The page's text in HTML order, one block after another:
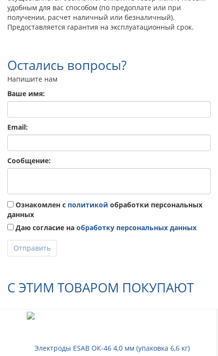
удобным для вас способом (по предоплате или при
получении, расчет наличный или безналичный).
Предоставляется гарантия на эксплуатационный срок.
Остались вопросы?
Напишите нам
Ваше имя:
Email:
Сообщение:
Ознакомлен с политикой обработки персональных
данных
Даю согласие на обработку персональных данных
Отправить
С ЭТИМ ТОВАРОМ ПОКУПАЮТ